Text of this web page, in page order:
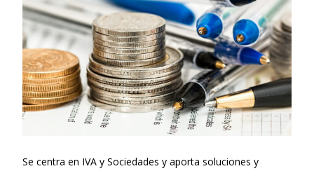
Se centra en IVA y Sociedades y aporta soluciones y